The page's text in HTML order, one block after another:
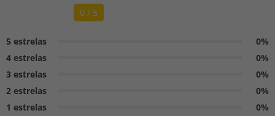
0 / 5
5 estrelas
0%
4 estrelas
0%
3 estrelas
0%
2 estrelas
0%
1 estrelas
0%